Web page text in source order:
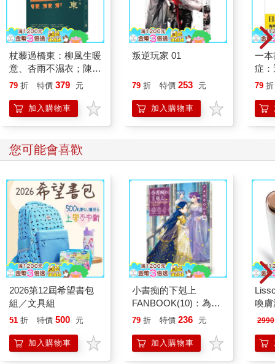
輕鬆地呼吸，是會有幫助的。允許自己想像我們都屬於同樣的群
體，讓友情在你的臉頰上躍動，當你們目光交會時，或許你會看
到自己的倒影，讓自己可以更輕鬆地呼吸。沒有任何力量比團結
節奏：為想傳遞的想法而呼吸
當美國副總統賀錦麗在2020年夏天的民主黨全國代表大會上接受
提名時，她的表現時而熱情，時而調皮。她很健談，有親和力，
但在言談間同時兼具儀式感和使命感，她的演講很適合在「呼吸
進階班」的課堂裡再次播放。她用「美國，你好！」來開場，在
沒有嘈雜群眾的會議室裡，少了許多政治家在疫情前習慣仰賴的
現場即時回饋。但在進一步發言之前，她還是深吸了一口氣──彷
歸屬感。她大可以欺騙自己，在沒有呼吸支持的情況下繼續前
進，但她沒有這樣做。「今晚有機會在這裡說話，我深感榮幸」
她繼續說，到這裡又再重新深吸一口氣。她用停頓幫助自己回到
中心，用呼吸提示一個又一個想法。
你可以稱之為節奏──但我不太關心計算過的節奏，我關心的是你
能為想傳遞的想法而呼吸，為需要聽到這個想法的人而呼吸
這代表你必須用夠多時間活在當下，才能不斷觀察會場、觀察自
己。有些語句必須在結束時保持沉默，好在你環視充滿期待的群
眾時留白，讓意義在會場間迴盪、沉澱，甚至可能會需要一整輪
的呼吸循環，吸氣，呼氣，說下一句話之前，再吸入一口氣。除
了呼吸聲之外一片寂靜的會場，會營造出驚人的力量。但有些語
在演講即將結束，或論述即將告一段落，在你高奏凱歌、走向結
論時。你可以透過更快、更有律動感的吸氣來達成這項目標。賀
杖藜過橋東：柳風生暖
意、杏雨不濕衣；陳亮
恭談以心轉境的適齡漫
79 折 特價 379 元
加入購物車
叛逆玩家 01
79 折 特價 253 元
加入購物車
一
症
開
的
79 折
您可能會喜歡
2026第12屆希望書包
組／文具組
51 折 特價 500 元
加入購物車
小書痴的下剋上
FANBOOK(10)：為了
成為圖書管理員不擇手
79 折 特價 236 元
加入購物車
喚
儀
2990